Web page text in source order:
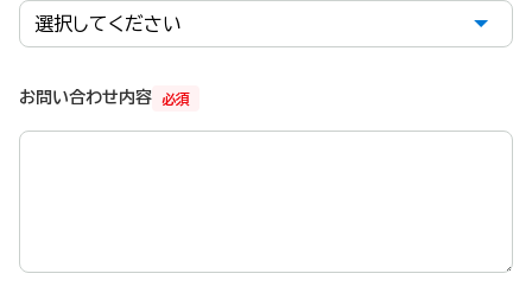
必須
お問い合わせ内容